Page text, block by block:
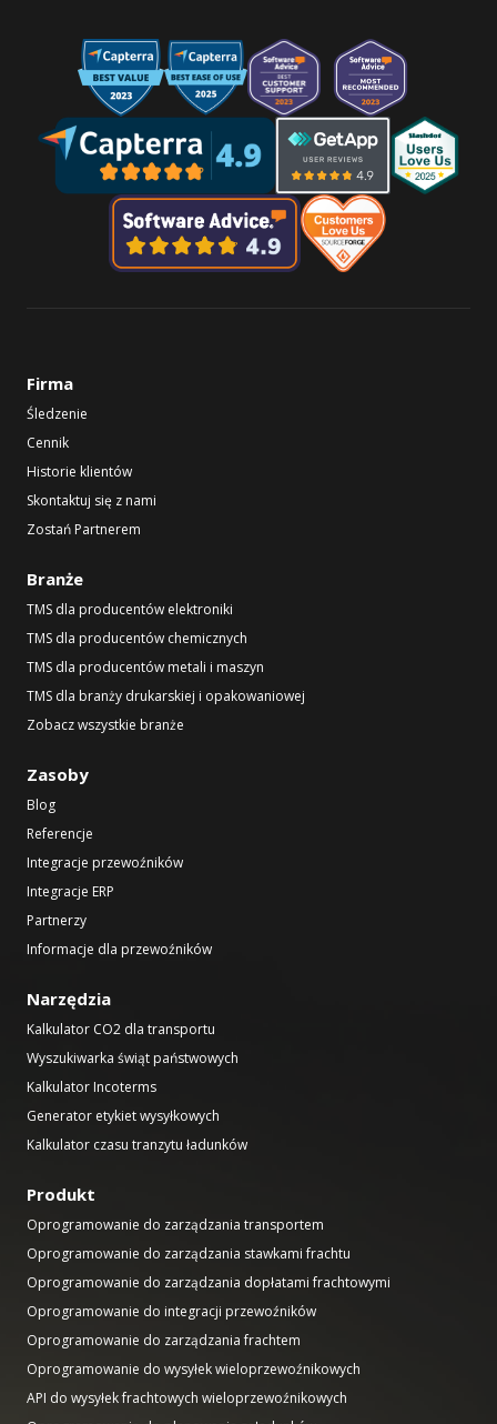
Firma
Śledzenie
Cennik
Historie klientów
Skontaktuj się z nami
Zostań Partnerem
Branże
TMS dla producentów elektroniki
TMS dla producentów chemicznych
TMS dla producentów metali i maszyn
TMS dla branży drukarskiej i opakowaniowej
Zobacz wszystkie branże
Zasoby
Blog
Referencje
Integracje przewoźników
Integracje ERP
Partnerzy
Informacje dla przewoźników
Narzędzia
Kalkulator CO2 dla transportu
Wyszukiwarka świąt państwowych
Kalkulator Incoterms
Generator etykiet wysyłkowych
Kalkulator czasu tranzytu ładunków
Produkt
Oprogramowanie do zarządzania transportem
Oprogramowanie do zarządzania stawkami frachtu
Oprogramowanie do zarządzania dopłatami frachtowymi
Oprogramowanie do integracji przewoźników
Oprogramowanie do zarządzania frachtem
Oprogramowanie do wysyłek wieloprzewoźnikowych
API do wysyłek frachtowych wieloprzewoźnikowych